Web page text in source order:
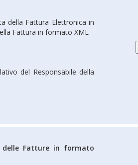
della Fattura Elettronica in
Fattura in formato XML
del Responsabile della
Fatture in formato